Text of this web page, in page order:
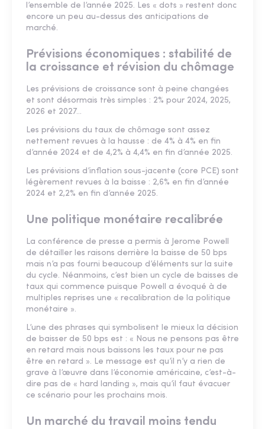
l’ensemble de l’année 2025. Les « dots » restent donc
encore un peu au-dessus des anticipations de
marché.
Prévisions économiques : stabilité de
la croissance et révision du chômage
Les prévisions de croissance sont à peine changées
et sont désormais très simples : 2% pour 2024, 2025,
2026 et 2027…
Les prévisions du taux de chômage sont assez
nettement revues à la hausse : de 4% à 4% en fin
d’année 2024 et de 4,2% à 4,4% en fin d’année 2025.
Les prévisions d’inflation sous-jacente (core PCE) sont
légèrement revues à la baisse : 2,6% en fin d’année
2024 et 2,2% en fin d’année 2025.
Une politique monétaire recalibrée
La conférence de presse a permis à Jerome Powell
de détailler les raisons derrière la baisse de 50 bps
mais n’a pas fourni beaucoup d’éléments sur la suite
du cycle. Néanmoins, c’est bien un cycle de baisses de
taux qui commence puisque Powell a évoqué à de
multiples reprises une « recalibration de la politique
monétaire ».
L’une des phrases qui symbolisent le mieux la décision
de baisser de 50 bps est : « Nous ne pensons pas être
en retard mais nous baissons les taux pour ne pas
être en retard ». Le message est qu’il n’y a rien de
grave à l’œuvre dans l’économie américaine, c’est-à-
dire pas de « hard landing », mais qu’il faut évacuer
ce scénario pour les prochains mois.
Un marché du travail moins tendu